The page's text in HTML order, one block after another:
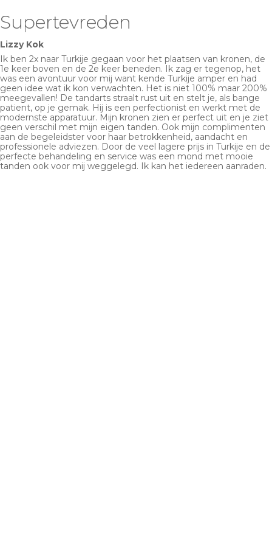
Supertevreden
Lizzy Kok
Ik ben 2x naar Turkije gegaan voor het plaatsen van kronen, de
1e keer boven en de 2e keer beneden. Ik zag er tegenop, het
was een avontuur voor mij want kende Turkije amper en had
geen idee wat ik kon verwachten. Het is niet 100% maar 200%
meegevallen! De tandarts straalt rust uit en stelt je, als bange
patient, op je gemak. Hij is een perfectionist en werkt met de
modernste apparatuur. Mijn kronen zien er perfect uit en je ziet
geen verschil met mijn eigen tanden. Ook mijn complimenten
aan de begeleidster voor haar betrokkenheid, aandacht en
professionele adviezen. Door de veel lagere prijs in Turkije en de
perfecte behandeling en service was een mond met mooie
tanden ook voor mij weggelegd. Ik kan het iedereen aanraden.